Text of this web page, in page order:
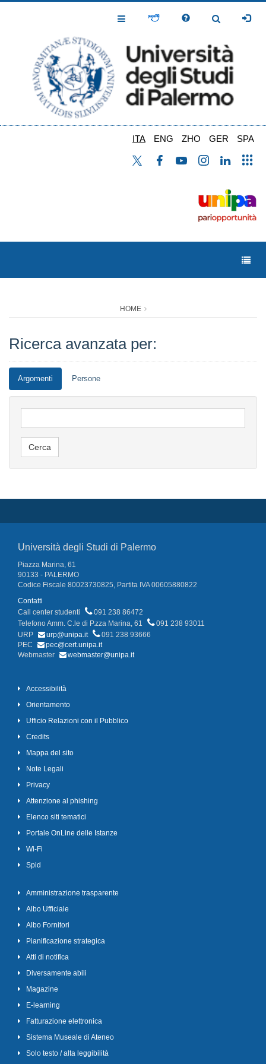
Toggle
Toggle
ITA ENG ZHO GER SPA
HOME
Ricerca avanzata per:
Argomenti Persone
Università degli Studi di Palermo
Piazza Marina, 61
90133 - PALERMO
Codice Fiscale 80023730825, Partita IVA 00605880822
Contatti
Call center studenti
091 238 86472
Telefono Amm. C.le di P.zza Marina, 61
091 238 93011
URP
urp@unipa.it
091 238 93666
PEC
pec@cert.unipa.it
Webmaster
webmaster@unipa.it
Accessibilità
Orientamento
Ufficio Relazioni con il Pubblico
Credits
Mappa del sito
Note Legali
Privacy
Attenzione al phishing
Elenco siti tematici
Portale OnLine delle Istanze
Wi-Fi
Spid
Amministrazione trasparente
Albo Ufficiale
Albo Fornitori
Pianificazione strategica
Atti di notifica
Diversamente abili
Magazine
E-learning
Fatturazione elettronica
Sistema Museale di Ateneo
Solo testo / alta leggibilità